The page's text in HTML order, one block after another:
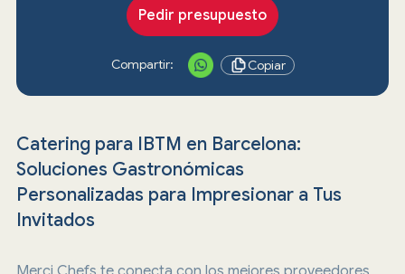
Catering para IBTM en Barcelona:
Soluciones Gastronómicas
Personalizadas para Impresionar a Tus
Invitados
Pedir presupuesto
Compartir: Copiar